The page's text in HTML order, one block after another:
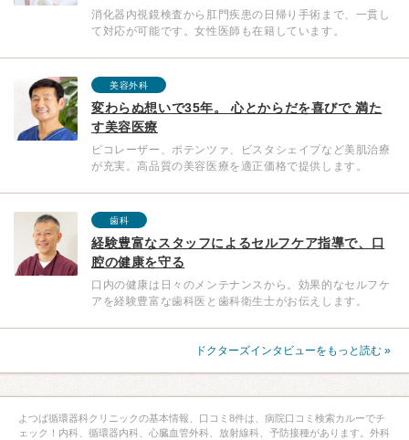
消化器内視鏡検査から肛門疾患の日帰り手術まで、一貫し
て対応が可能です。女性医師も在籍しています。
美容外科
変わらぬ想いで35年。 心とからだを喜びで 満た
す美容医療
ピコレーザー、ポテンツァ、ビスタシェイプなど美肌治療
が充実。高品質の美容医療を適正価格で提供します。
歯科
経験豊富なスタッフによるセルフケア指導で、口
腔の健康を守る
口内の健康は日々のメンテナンスから。効果的なセルフケ
アを経験豊富な歯科医と歯科衛生士がお伝えします。
ドクターズインタビューをもっと読む »
よつば循環器科クリニックの基本情報、口コミ8件は、病院口コミ検索カルーでチ
ェック！内科、循環器内科、心臓血管外科、放射線科、予防接種があります。外科